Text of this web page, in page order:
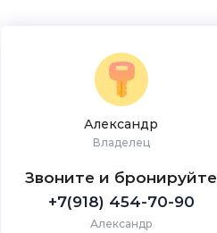
Александр
Владелец
Звоните и бронируйте
+7(918) 454-70-90
Александр